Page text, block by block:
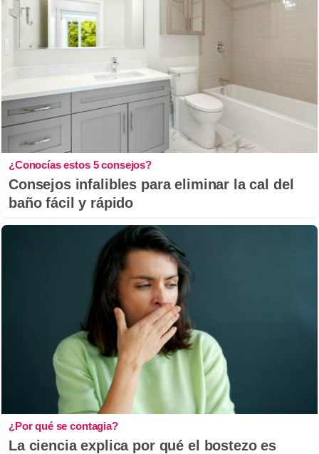
¿Conocías estos 5 consejos?
Consejos infalibles para eliminar la cal del
baño fácil y rápido
¿Por qué se contagia?
La ciencia explica por qué el bostezo es